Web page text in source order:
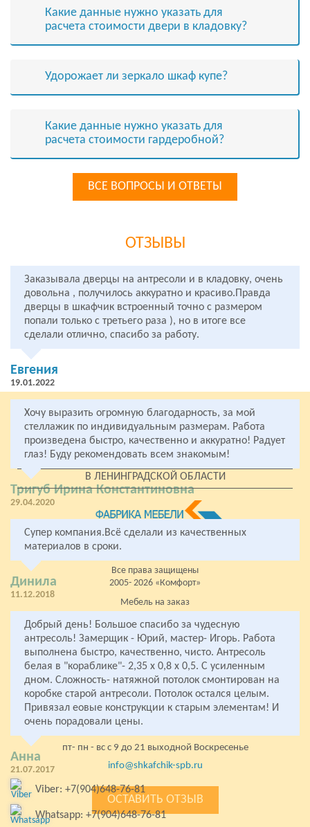
Какие данные нужно указать для
расчета стоимости двери в кладовку?
Удорожает ли зеркало шкаф купе?
Какие данные нужно указать для
расчета стоимости гардеробной?
ВСЕ ВОПРОСЫ И ОТВЕТЫ
ОТЗЫВЫ
Заказывала дверцы на антресоли и в кладовку, очень
довольна , получилось аккуратно и красиво.Правда
дверцы в шкафчик встроенный точно с размером
попали только с третьего раза ), но в итоге все
сделали отлично, спасибо за работу.
Евгения
19.01.2022
Хочу выразить огромную благодарность, за мой
стеллажик по индивидуальным размерам. Работа
произведена быстро, качественно и аккуратно! Радует
глаз! Буду рекомендовать всем знакомым!
Тригуб Ирина Константиновна
29.04.2020
Супер компания.Всё сделали из качественных
материалов в сроки.
Динила
11.12.2018
Добрый день! Большое спасибо за чудесную
антресоль! Замерщик - Юрий, мастер- Игорь. Работа
выполнена быстро, качественно, чисто. Антресоль
белая в "кораблике"- 2,35 х 0,8 х 0,5. С усиленным
дном. Сложность- натяжной потолок смонтирован на
коробке старой антресоли. Потолок остался целым.
Привязал еовые конструкции к старым элементам! И
очень порадовали цены.
Анна
21.07.2017
ОСТАВИТЬ ОТЗЫВ
ПО СЕРИИ
У МЕТРО
ПО РАЙОНАМ
В ЛЕНИНГРАДСКОЙ ОБЛАСТИ
Все права защищены
2005- 2026 «Комфорт»
Мебель на заказ
мебельное производство:
+7(812)980-01-28
+7(904)648-76-81
стекольная мастерская:
+7(904)648-76-81
Колпино, Левый берег р. Ижоры 67
пт- пн - вс с 9 до 21 выходной Воскресенье
info@shkafchik-spb.ru
Viber: +7(904)648-76-81
Whatsapp: +7(904)648-76-81